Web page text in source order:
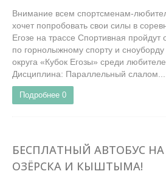
Внимание всем спортсменам-
хочет попробовать свои силы в
Егозе на трассе Спортивная пройдут
по горнолыжному спорту и сноуборду
округа «Кубок Егозы» среди
Дисциплина: Параллельный слалом....
Подробнее 0
БЕСПЛАТНЫЙ АВТОБУС НА
ОЗЁРСКА И КЫШТЫМА!